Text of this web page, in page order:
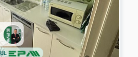
EGEMEN GAYRİMENKUL